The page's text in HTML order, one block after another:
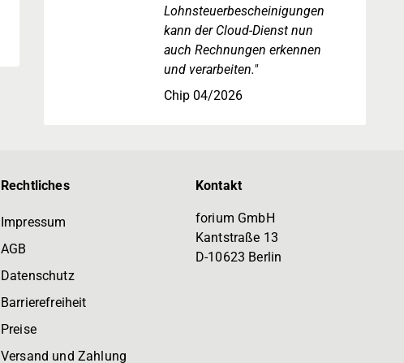
Lohnsteuerbescheinigungen
kann der Cloud-Dienst nun
auch Rechnungen erkennen
und verarbeiten."
Chip 04/2026
Rechtliches
Impressum
AGB
Datenschutz
Barrierefreiheit
Preise
Versand und Zahlung
Kontakt
forium GmbH
Kantstraße 13
D-10623 Berlin